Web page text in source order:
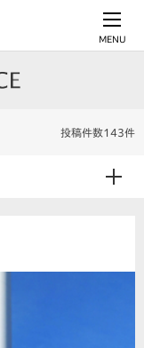
MENU
投稿件数143件